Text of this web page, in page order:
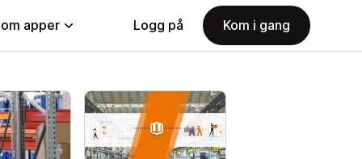
apper Logg på Kom i gang